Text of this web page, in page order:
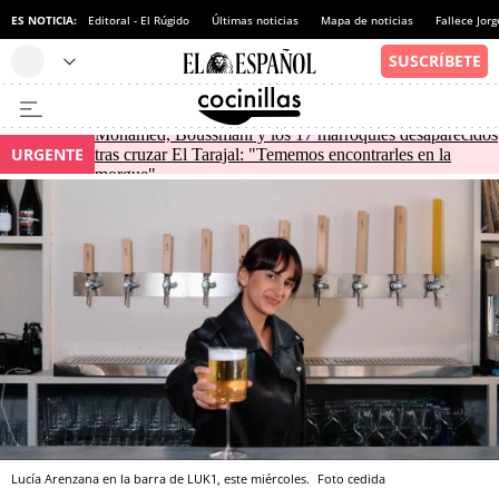
ES NOTICIA: Editoral - El Rúgido Últimas noticias Mapa de noticias Fallece
URGENTE
Mohamed, Boussmahi y los 17 marroquíes desaparecidos
tras cruzar El Tarajal: "Tememos encontrarles en la
morgue"
Lucía Arenzana en la barra de LUK1, este miércoles. Foto cedida